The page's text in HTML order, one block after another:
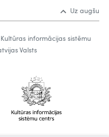
Uz augšu
informācijas sistēmu
Valsts